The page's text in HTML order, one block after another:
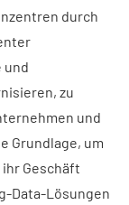
durch
und
zu
und
Grundlage, um
Geschäft
Data-Lösungen